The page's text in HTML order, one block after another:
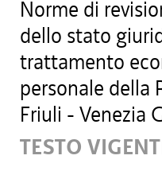
Norme di
dello stato
trattamento
personale della
Friuli - Venezia
TESTO